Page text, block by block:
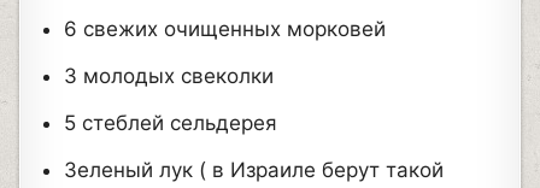
6 свежих очищенных морковей
3 молодых свеколки
5 стеблей сельдерея
Зеленый лук ( в Израиле берут такой